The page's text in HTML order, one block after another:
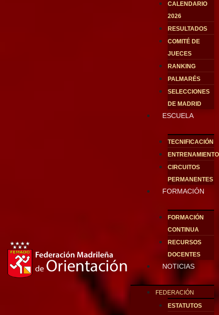
CALENDARIO
2026
RESULTADOS
COMITÉ DE
JUECES
RANKING
PALMARÉS
SELECCIONES
DE MADRID
ESCUELA
TECNIFICACIÓN
CIRCUITOS
PERMANENTES
FORMACIÓN
FORMACIÓN
CONTINUA
RECURSOS
DOCENTES
NOTICIAS
FEDERACIÓN
ESTATUTOS